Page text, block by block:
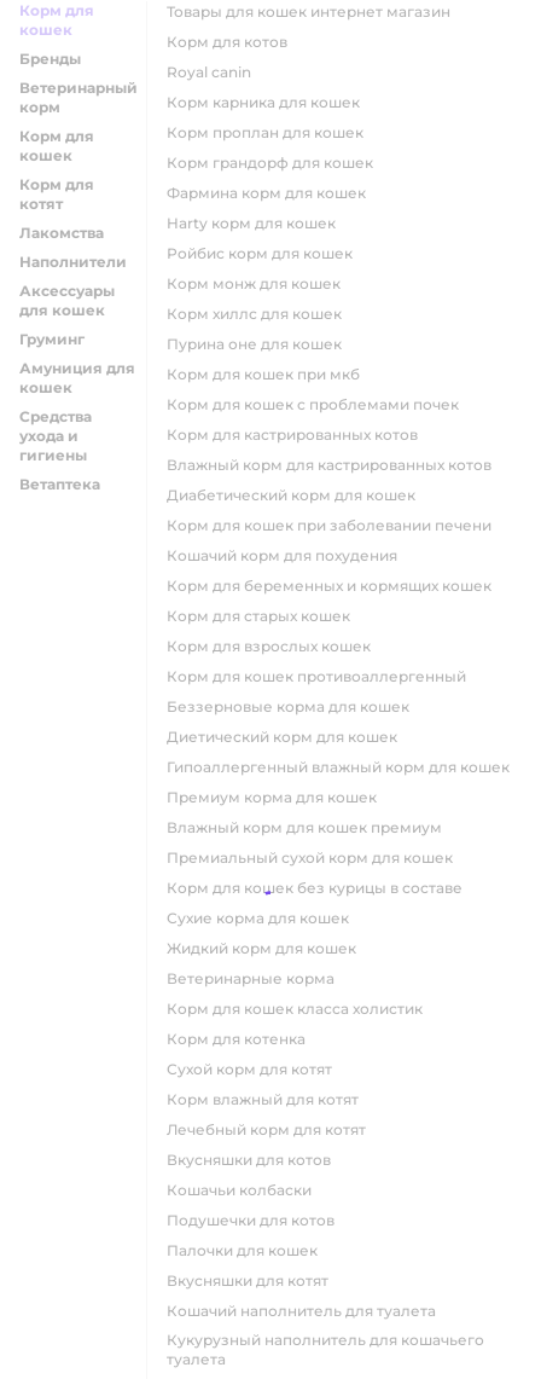
Корм для
кошек
Бренды
Ветеринарный
корм
Корм для
кошек
Корм для
котят
Лакомства
Наполнители
Аксессуары
для кошек
Груминг
Амуниция для
кошек
Средства
ухода и
гигиены
Ветаптека
товары для кошек интернет магазин
корм для котов
royal canin
корм карника для кошек
корм проплан для кошек
корм грандорф для кошек
фармина корм для кошек
harty корм для кошек
ройбис корм для кошек
корм монж для кошек
корм хиллс для кошек
пурина оне для кошек
корм для кошек при мкб
корм для кошек с проблемами почек
Корм для кастрированных котов
влажный корм для кастрированных котов
диабетический корм для кошек
корм для кошек при заболевании печени
кошачий корм для похудения
корм для беременных и кормящих кошек
корм для старых кошек
корм для взрослых кошек
корм для кошек противоаллергенный
беззерновые корма для кошек
диетический корм для кошек
гипоаллергенный влажный корм для кошек
премиум корма для кошек
влажный корм для кошек премиум
премиальный сухой корм для кошек
корм для кошек без курицы в составе
сухие корма для кошек
жидкий корм для кошек
ветеринарные корма
корм для кошек класса холистик
корм для котенка
сухой корм для котят
корм влажный для котят
лечебный корм для котят
вкусняшки для котов
кошачьи колбаски
подушечки для котов
палочки для кошек
вкусняшки для котят
кошачий наполнитель для туалета
кукурузный наполнитель для кошачьего
туалета